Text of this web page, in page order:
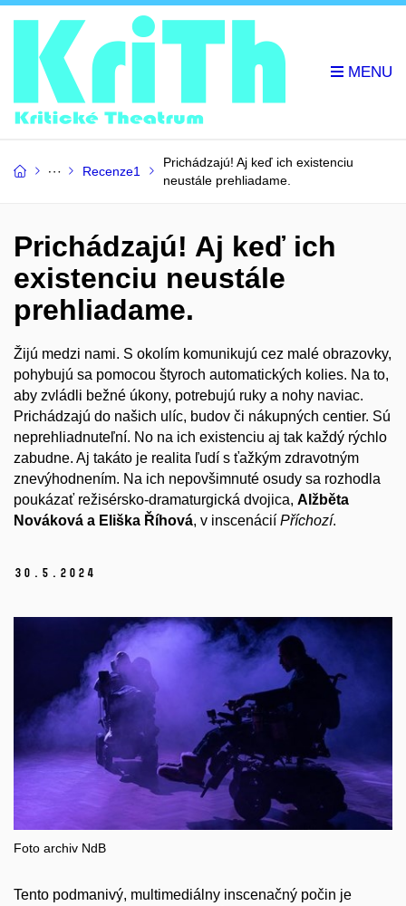
Recenze1
Prichádzajú! Aj keď ich existenciu
neustále prehliadame.
Prichádzajú! Aj keď ich
existenciu neustále
prehliadame.
Žijú medzi nami. S okolím komunikujú cez malé obrazovky,
pohybujú sa pomocou štyroch automatických kolies. Na to,
aby zvládli bežné úkony, potrebujú ruky a nohy naviac.
Prichádzajú do našich ulíc, budov či nákupných centier. Sú
neprehliadnuteľní. No na ich existenciu aj tak každý rýchlo
zabudne. Aj takáto je realita ľudí s ťažkým zdravotným
znevýhodnením. Na ich nepovšimnuté osudy sa rozhodla
poukázať režisérsko-dramaturgická dvojica, Alžběta
Nováková a Eliška Říhová, v inscenácií Příchozí.
30. 5. 2024
Foto archiv NdB
Tento podmanivý, multimediálny inscenačný počin je